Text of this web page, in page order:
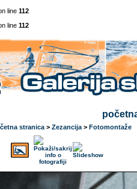
line 112
line 112
stranica > Zezancija > Fotomontaže